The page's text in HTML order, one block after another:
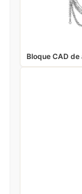
Bloque CAD